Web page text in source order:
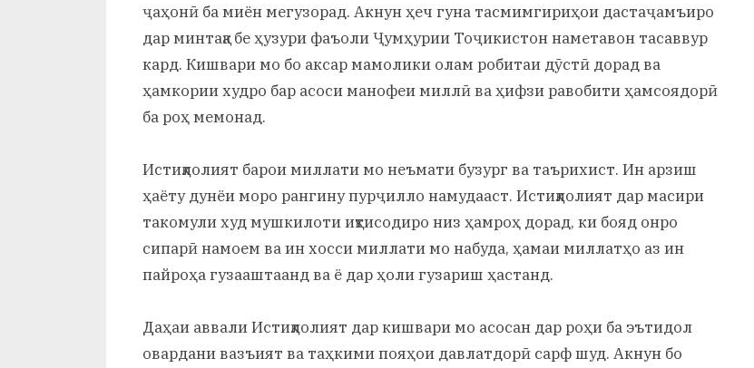
ҷаҳонӣ ба миён мегузорад. Акнун ҳеч гуна тасмимгириҳои дастаҷамъиро
дар минтақа бе ҳузури фаъоли Ҷумҳурии Тоҷикистон наметавон тасаввур
кард. Кишвари мо бо аксар мамолики олам робитаи дӯстӣ дорад ва
ҳамкории худро бар асоси манофеи миллӣ ва ҳифзи равобити ҳамсоядорӣ
ба роҳ мемонад.
Истиқлолият барои миллати мо неъмати бузург ва таърихист. Ин арзиш
ҳаёту дунёи моро рангину пурҷилло намудааст. Истиқлолият дар масири
такомули худ мушкилоти иқтисодиро низ ҳамроҳ дорад, ки бояд онро
сипарӣ намоем ва ин хосси миллати мо набуда, ҳамаи миллатҳо аз ин
пайроҳа гузааштаанд ва ё дар ҳоли гузариш ҳастанд.
Даҳаи аввали Истиқлолият дар кишвари мо асосан дар роҳи ба эътидол
овардани вазъият ва таҳкими пояҳои давлатдорӣ сарф шуд. Акнун бо